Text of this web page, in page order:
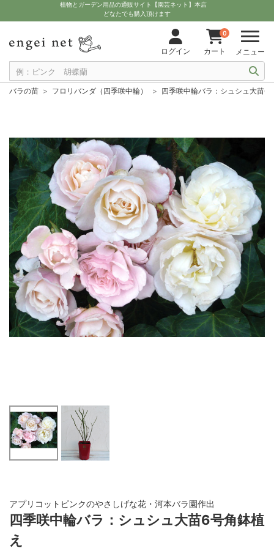
植物とガーデン用品の通販サイト【園芸ネット】本店
どなたでも購入頂けます
ログイン
0
カート メニュー
バラの苗 フロリバンダ（四季咲中輪） 四季咲中輪バラ：シュシュ大苗6
アプリコットピンクのやさしげな花・河本バラ園作出
四季咲中輪バラ：シュシュ大苗6号角鉢植
え